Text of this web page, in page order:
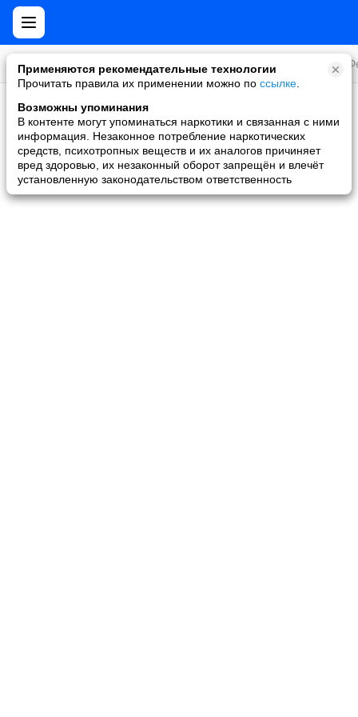
Все игры
Применяются рекомендательные технологии
Прочитать правила их применении можно по ссылке
Возможны упоминания
В контенте могут упоминаться наркотики и связанная с ними
информация. Незаконное потребление наркотических
средств, психотропных веществ и их аналогов причиняет
вред здоровью, их незаконный оборот запрещён и влечёт
установленную законодательством ответственность
Скидки и акции
Ни одной игры не найдено